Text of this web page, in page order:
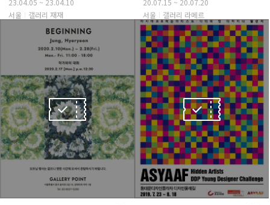
23.04.05 ~ 23.04.10
서울
갤러리 재재
20.07.15 ~ 20.07.20
서울
갤러리 라메르